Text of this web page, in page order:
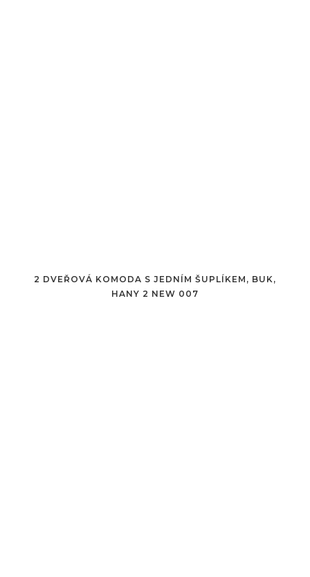
2 DVEŘOVÁ KOMODA S JEDNÍM ŠUPLÍKEM, BUK,
HANY 2 NEW 007